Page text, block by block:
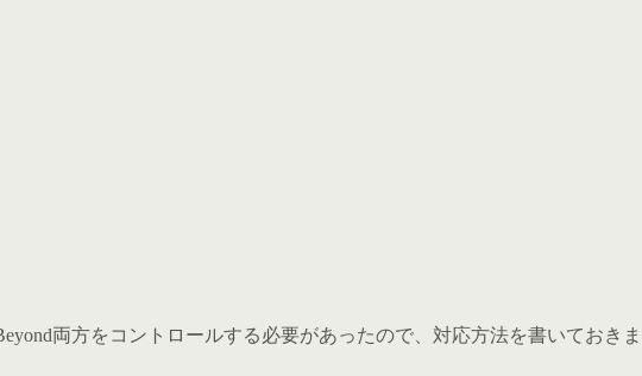
両方をコントロールする必要があったので、対応方法を書いておき